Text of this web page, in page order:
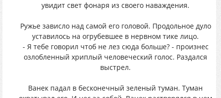
увидит свет фонаря из своего наваждения.
Ружье зависло над самой его головой. Продольное дуло
уставилось на огрубевшее в нервном тике лицо.
- Я тебе говорил чтоб не лез сюда больше? - произнес
озлобленный хриплый человеческий голос. Раздался
выстрел.
Ванек падал в бесконечный зеленый туман. Туман